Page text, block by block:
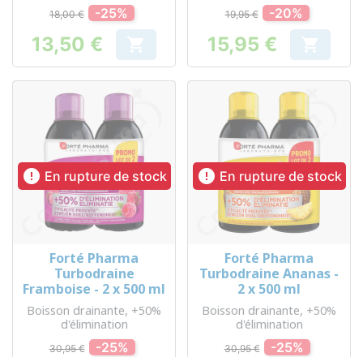
18,00 € -25%
Prix
13,50 € 
19,95 € -20%
Prix
15,95 € 
 En rupture de stock
Forté Pharma
Turbodraine
Framboise - 2 x 500 ml
Boisson drainante, +50%
d'élimination
30,95 € -25%
 En rupture de stock
Forté Pharma
Turbodraine Ananas -
2 x 500 ml
Boisson drainante, +50%
d'élimination
30,95 € -25%